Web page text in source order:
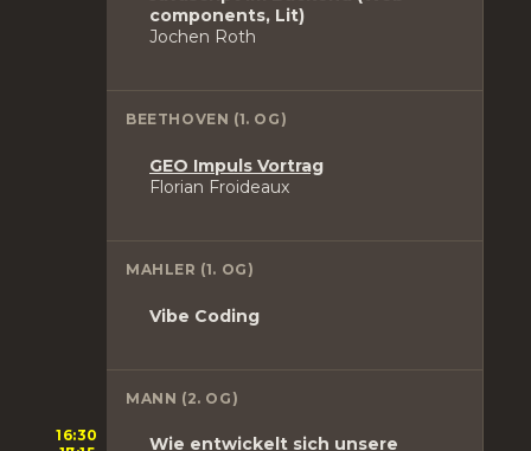
16:30
components, Lit)
Jochen Roth
BEETHOVEN (1. OG)
GEO Impuls Vortrag
Florian Froideaux
MAHLER (1. OG)
Vibe Coding
MANN (2. OG)
Wie entwickelt sich unsere